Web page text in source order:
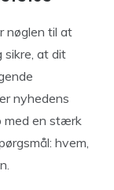
nøglen til at
sikre, at dit
nyhedens
med en stærk
hvem,